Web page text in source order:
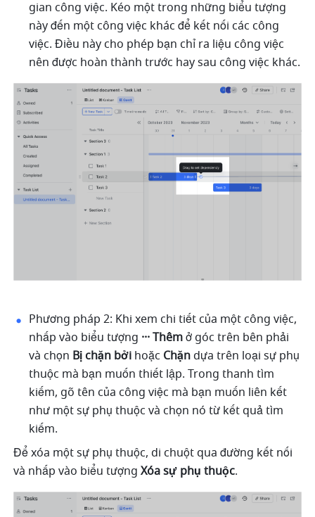
gian công việc. Kéo một trong những biểu tượng
này đến một công việc khác để kết nối các công
việc. Điều này cho phép bạn chỉ ra liệu công việc
nên được hoàn thành trước hay sau công việc khác.
Phương pháp 2: Khi xem chi tiết của một công việc,
nhấp vào biểu tượng ··· Thêm ở góc trên bên phải
và chọn Bị chặn bởi hoặc Chặn dựa trên loại sự phụ
thuộc mà bạn muốn thiết lập. Trong thanh tìm
kiếm, gõ tên của công việc mà bạn muốn liên kết
như một sự phụ thuộc và chọn nó từ kết quả tìm
kiếm.
Để xóa một sự phụ thuộc, di chuột qua đường kết nối
và nhấp vào biểu tượng Xóa sự phụ thuộc.